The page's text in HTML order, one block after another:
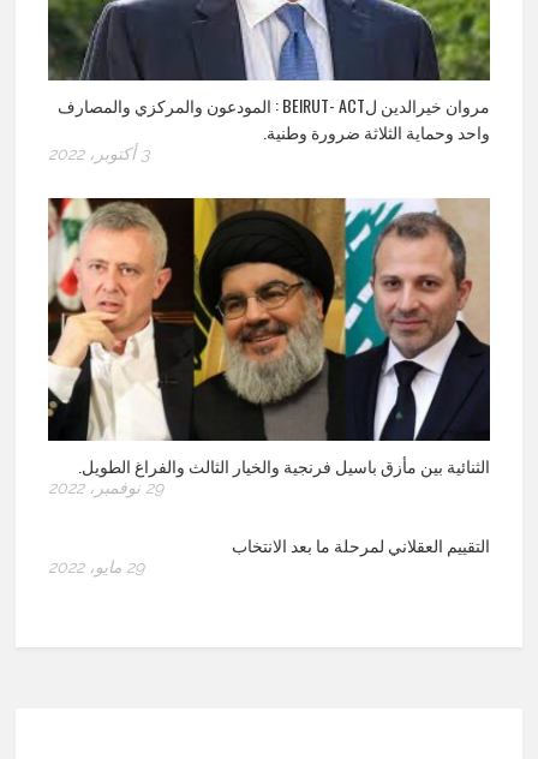
مروان خيرالدين لBEIRUT- ACT : المودعون والمركزي والمصارف
واحد وحماية الثلاثة ضرورة وطنية.
3 أكتوبر، 2022
الثنائية بين مأزق باسيل فرنجية والخيار الثالث والفراغ الطويل.
29 نوفمبر، 2022
التقييم العقلاني لمرحلة ما بعد الانتخاب
29 مايو، 2022